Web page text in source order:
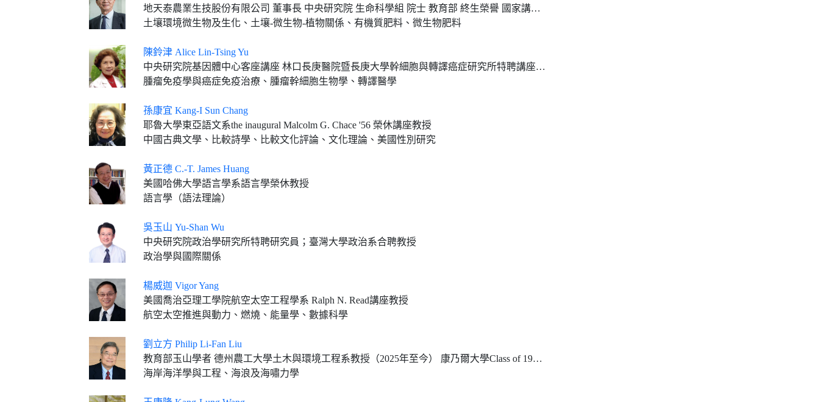
地天泰農業生技股份有限公司 董事長 中央研究院 生命科學組 院士 教育部 終生榮譽 國家講座 國立中興大學 土壤環境科學系 特聘講座教授 國立台灣大學 農業化學系 特聘研究講座 中華土壤肥料學會監事、中華肥料協會理事、台灣農學會監事、中華永續農業協會常務理事
土壤環境微生物及生化、土壤-微生物-植物關係、有機質肥料、微生物肥料
陳鈴津 Alice Lin-Tsing Yu
中央研究院基因體中心客座講座 林口長庚醫院暨長庚大學幹細胞與轉譯癌症研究所特聘講座教授 美國加州大學聖地牙哥分校醫學院暨癌症中心小兒科榮譽教授
腫瘤免疫學與癌症免疫治療、腫瘤幹細胞生物學、轉譯醫學
孫康宜 Kang-I Sun Chang
耶魯大學東亞語文系the inaugural Malcolm G. Chace '56 榮休講座教授
中國古典文學、比較詩學、比較文化評論、文化理論、美國性別研究
黃正德 C.-T. James Huang
美國哈佛大學語言學系語言學榮休教授
語言學（語法理論）
吳玉山 Yu-Shan Wu
中央研究院政治學研究所特聘研究員；臺灣大學政治系合聘教授
政治學與國際關係
楊威迦 Vigor Yang
美國喬治亞理工學院航空太空工程學系 Ralph N. Read講座教授
航空太空推進與動力、燃燒、能量學、數據科學
劉立方 Philip Li-Fan Liu
教育部玉山學者 德州農工大學土木與環境工程系教授（2025年至今） 康乃爾大學Class of 1912工程教授 國立中央大學李國鼎講座教授 清華大學名譽教授
海岸海洋學與工程、海浪及海嘯力學